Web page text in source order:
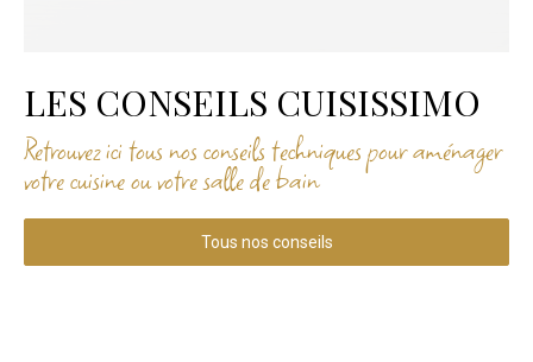
LES CONSEILS CUISISSIMO
Retrouvez ici tous nos conseils techniques pour aménager
votre cuisine ou votre salle de bain
Tous nos conseils